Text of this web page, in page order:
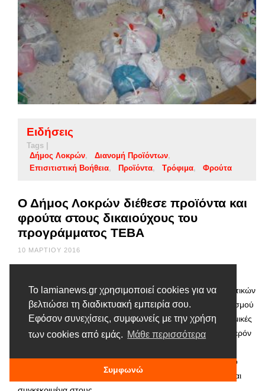
Το lamianews.gr χρησιμοποιεί cookies για να
βελτιώσει τη διαδικτυακή εμπειρία σου.
Εφόσον συνεχίσεις, συμφωνείς με την χρήση
των cookies από εμάς. Μάθε περισσότερα
Συμφωνώ
Ειδήσεις
Tags |
Δήμος Λοκρών
Διανομή Προϊόντων
Επισιτιστική Βοήθεια
Προϊόντα Τρόφιμα Φρούτα
Ο Δήμος Λοκρών διέθεσε προϊόντα και
φρούτα στους δικαιούχους του
προγράμματος ΤΕΒΑ
10 ΜΑΡΤΊΟΥ 2016
προϊόντων-τροφίμων και 3364 κιλών νωπών οπωροκηπευτικών
από το Τμήμα Κοινωνικής Προστασίας, Παιδείας και Πολιτισμού
του Δήμου Λοκρών. Συγκεκριμένα παρελήφθησαν 192 ατομικές
συσκευασίες (σακούλες) προκειμένου να διατεθούν αυθημερόν
«Επισιτιστικής και Βασικής Υλικής Συνδρομής για το Ταμείο
Ευρωπαϊκής Βοήθειας για τους απόρους (ΤΕΒΑ-FEAD)» και